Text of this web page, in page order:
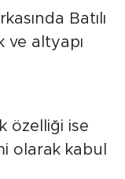
Batılı
ve altyapı
özelliği ise
olarak kabul